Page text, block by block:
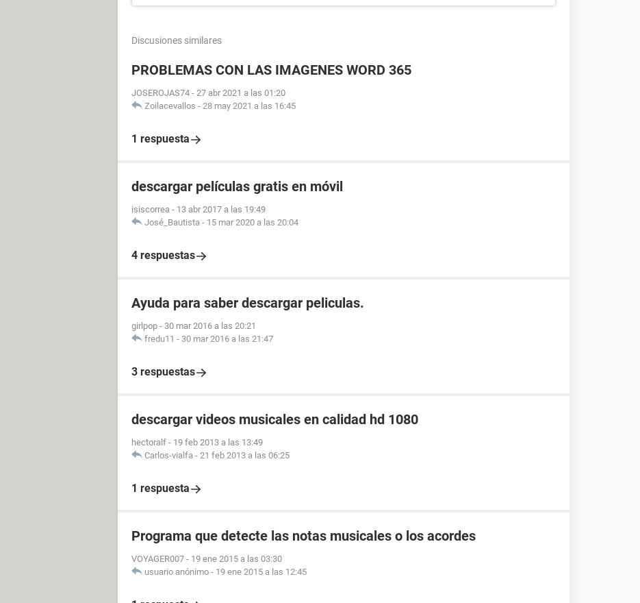
Discusiones similares
PROBLEMAS CON LAS IMAGENES WORD 365
JOSEROJAS74 - 27 abr 2021 a las 01:20
Zoilacevallos - 28 may 2021 a las 16:45
1 respuesta
descargar películas gratis en móvil
isiscorrea - 13 abr 2017 a las 19:49
José_Bautista - 15 mar 2020 a las 20:04
4 respuestas
Ayuda para saber descargar peliculas.
girlpop - 30 mar 2016 a las 20:21
fredu11 - 30 mar 2016 a las 21:47
3 respuestas
descargar videos musicales en calidad hd 1080
hectoralf - 19 feb 2013 a las 13:49
Carlos-vialfa - 21 feb 2013 a las 06:25
1 respuesta
Programa que detecte las notas musicales o los acordes
VOYAGER007 - 19 ene 2015 a las 03:30
usuario anónimo - 19 ene 2015 a las 12:45